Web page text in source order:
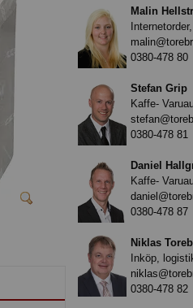
Malin
0380-478 80
Stefan Grip
Kaffe-
0380-478 81
Daniel
Kaffe-
0380-478 87
Niklas
Inköp,
0380-478 82